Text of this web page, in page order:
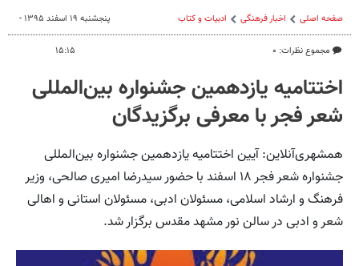
صفحه اصلی اخبار فرهنگی ادبیات و کتاب
مجموع نظرات: ۰
پنجشنبه ۱۹ اسفند ۱۳۹۵ -
۱۵:۱۵
اختتامیه یازدهمین جشنواره بین‌المللی
شعر فجر با معرفی برگزیدگان
همشهری‌آنلاین: آیین اختتامیه یازدهمین جشنواره بین‌المللی
جشنواره شعر فجر ۱۸ اسفند با حضور سیدرضا امیری صالحی، وزیر
فرهنگ و ارشاد اسلامی، مسئولان ادبی، مسئولان استانی و اهالی
شعر و ادبی در سالن نور مشهد مقدس برگزار شد.